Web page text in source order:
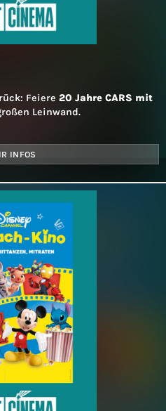
Feiere 20 Jahre CARS mit
Leinwand.
MEHR INFOS